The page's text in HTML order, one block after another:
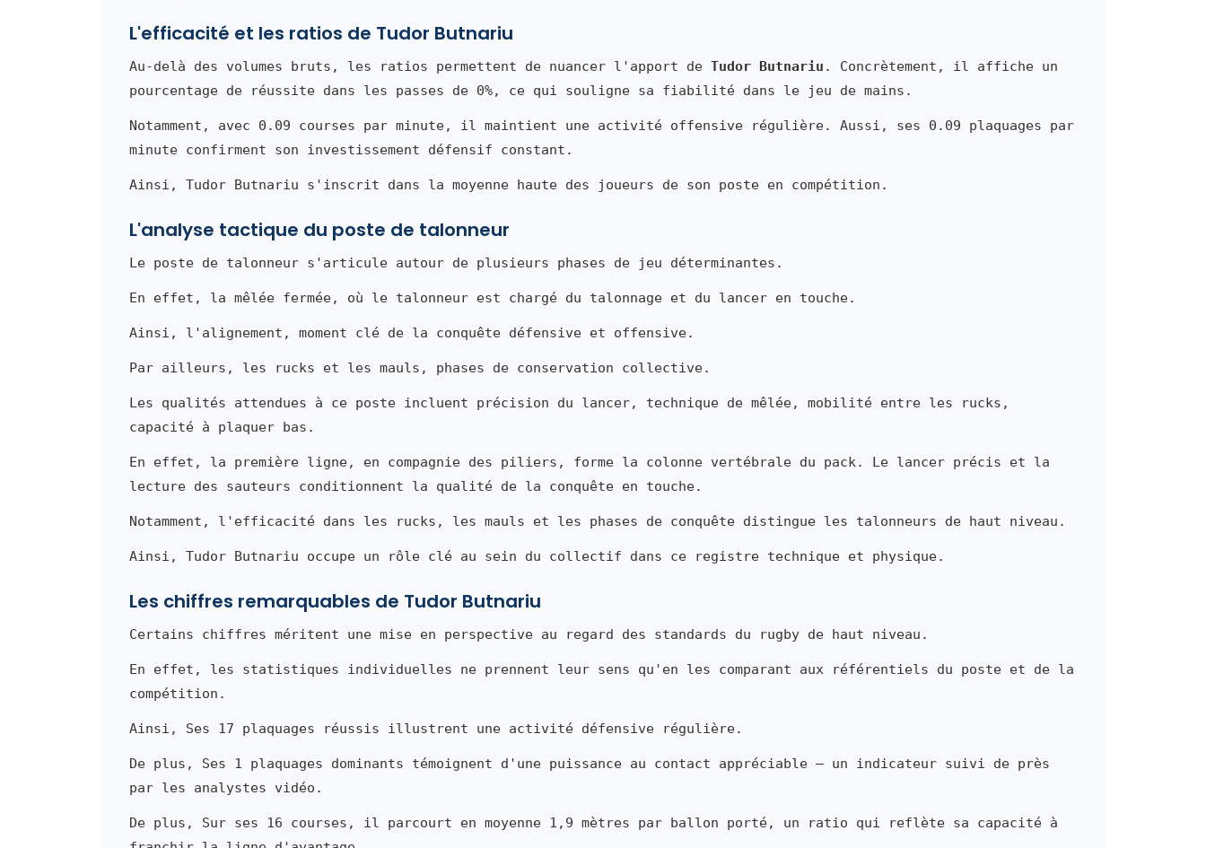
L'efficacité et les ratios de Tudor Butnariu
Au-delà des volumes bruts, les ratios permettent de nuancer l'apport de Tudor Butnariu . Concrètement, il affiche un
pourcentage de réussite dans les passes de 0%, ce qui souligne sa fiabilité dans le jeu de mains.
Notamment, avec 0.09 courses par minute, il maintient une activité offensive régulière. Aussi, ses 0.09 plaquages par
minute confirment son investissement défensif constant.
Ainsi, Tudor Butnariu s'inscrit dans la moyenne haute des joueurs de son poste en compétition.
L'analyse tactique du poste de talonneur
Le poste de talonneur s'articule autour de plusieurs phases de jeu déterminantes.
En effet, la mêlée fermée, où le talonneur est chargé du talonnage et du lancer en touche.
Ainsi, l'alignement, moment clé de la conquête défensive et offensive.
Par ailleurs, les rucks et les mauls, phases de conservation collective.
Les qualités attendues à ce poste incluent précision du lancer, technique de mêlée, mobilité entre les rucks,
capacité à plaquer bas.
En effet, la première ligne, en compagnie des piliers, forme la colonne vertébrale du pack. Le lancer précis et la
lecture des sauteurs conditionnent la qualité de la conquête en touche.
Notamment, l'efficacité dans les rucks, les mauls et les phases de conquête distingue les talonneurs de haut niveau.
Ainsi, Tudor Butnariu occupe un rôle clé au sein du collectif dans ce registre technique et physique.
Les chiffres remarquables de Tudor Butnariu
Certains chiffres méritent une mise en perspective au regard des standards du rugby de haut niveau.
En effet, les statistiques individuelles ne prennent leur sens qu'en les comparant aux référentiels du poste et de la
compétition.
Ainsi, Ses 17 plaquages réussis illustrent une activité défensive régulière.
De plus, Ses 1 plaquages dominants témoignent d'une puissance au contact appréciable — un indicateur suivi de près
par les analystes vidéo.
De plus, Sur ses 16 courses, il parcourt en moyenne 1,9 mètres par ballon porté, un ratio qui reflète sa capacité à